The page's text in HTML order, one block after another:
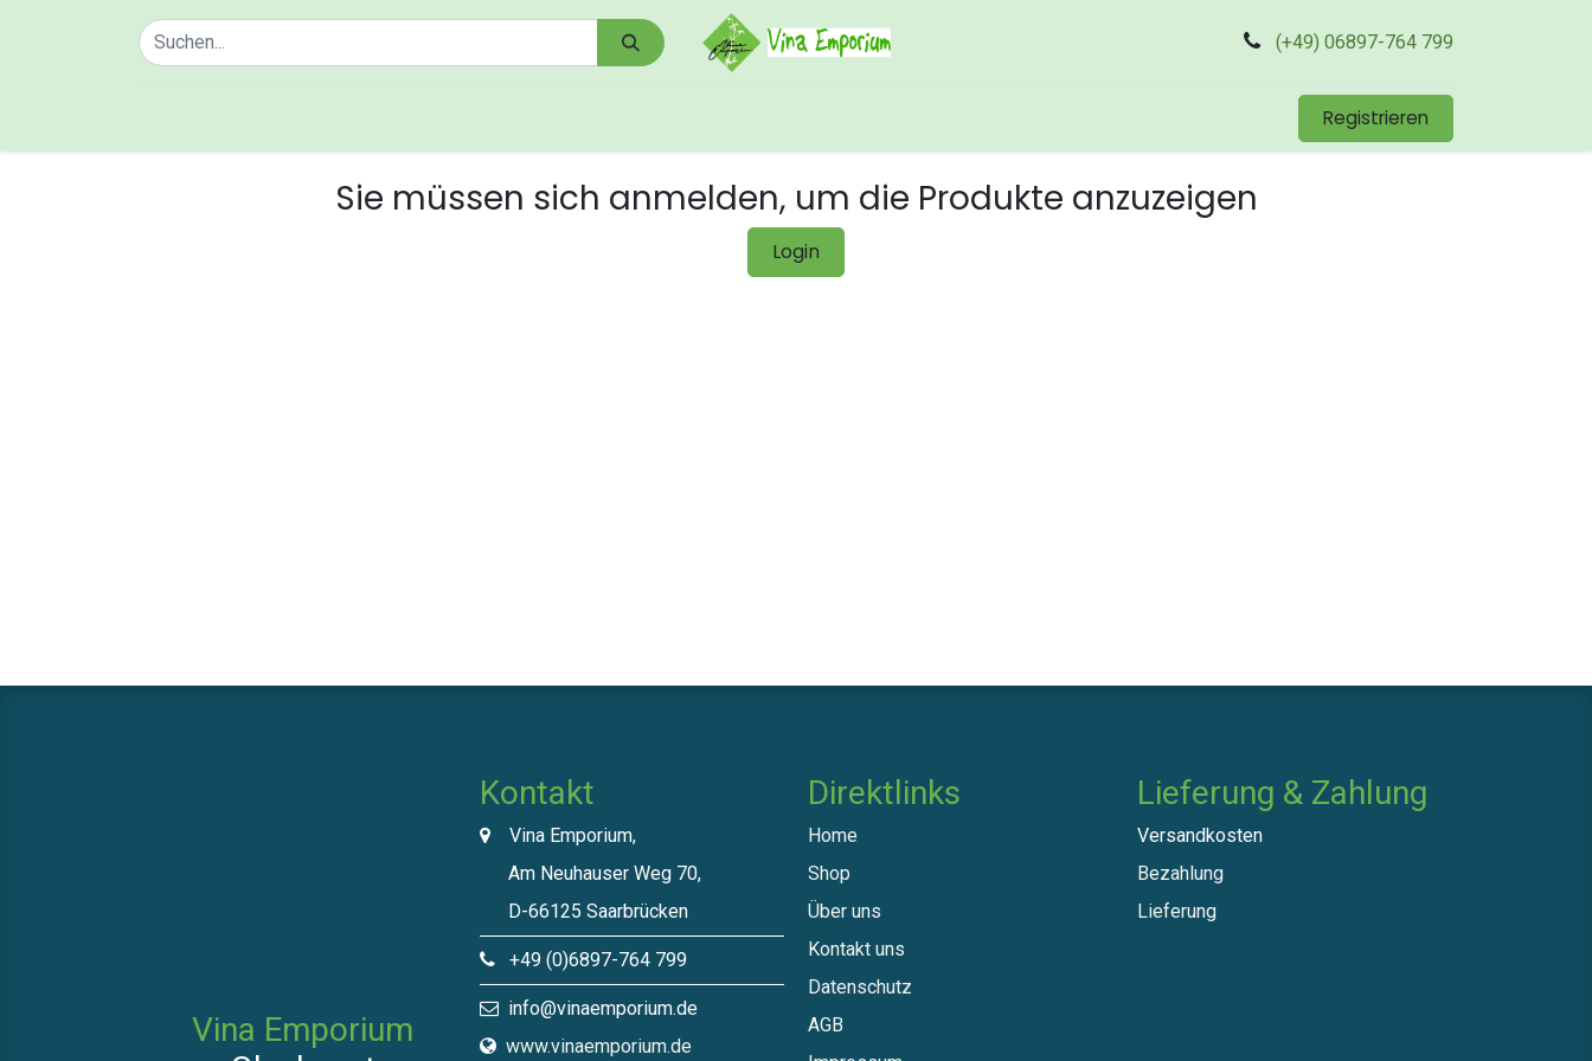
(+49) 06897-764 799
Registrieren
Sie müssen sich anmelden, um die Produkte anzuzeigen
Login
Vina Emporium
Kontakt
Vina Emporium,
Am Neuhauser Weg 70,
D-66125 Saarbrücken
+49 (0)6897-764 799
info@vinaemporium.de
www.vinaemporium.de
Direktlinks​
Home
Shop
Über uns
Kontakt uns
Datenschutz
A​GB
Lieferung & Zahlung
Versandkosten
Bezahlung
Lieferung​